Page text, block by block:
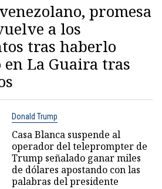
promesa
a los
tras haberlo
La Guaira tras
Donald Trump
Casa Blanca suspende al
operador del teleprompter de
Trump señalado ganar miles
de dólares apostando con las
palabras del presidente